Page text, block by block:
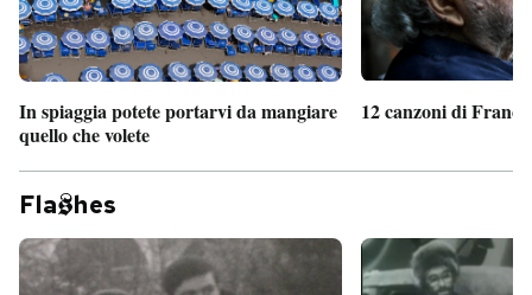
In spiaggia potete portarvi da mangiare
quello che volete
12 canzoni di
Fla hes